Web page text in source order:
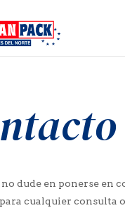
no dude en ponerse en
cualquier consulta